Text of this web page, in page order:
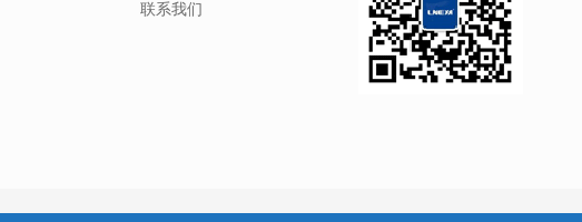
联系我们